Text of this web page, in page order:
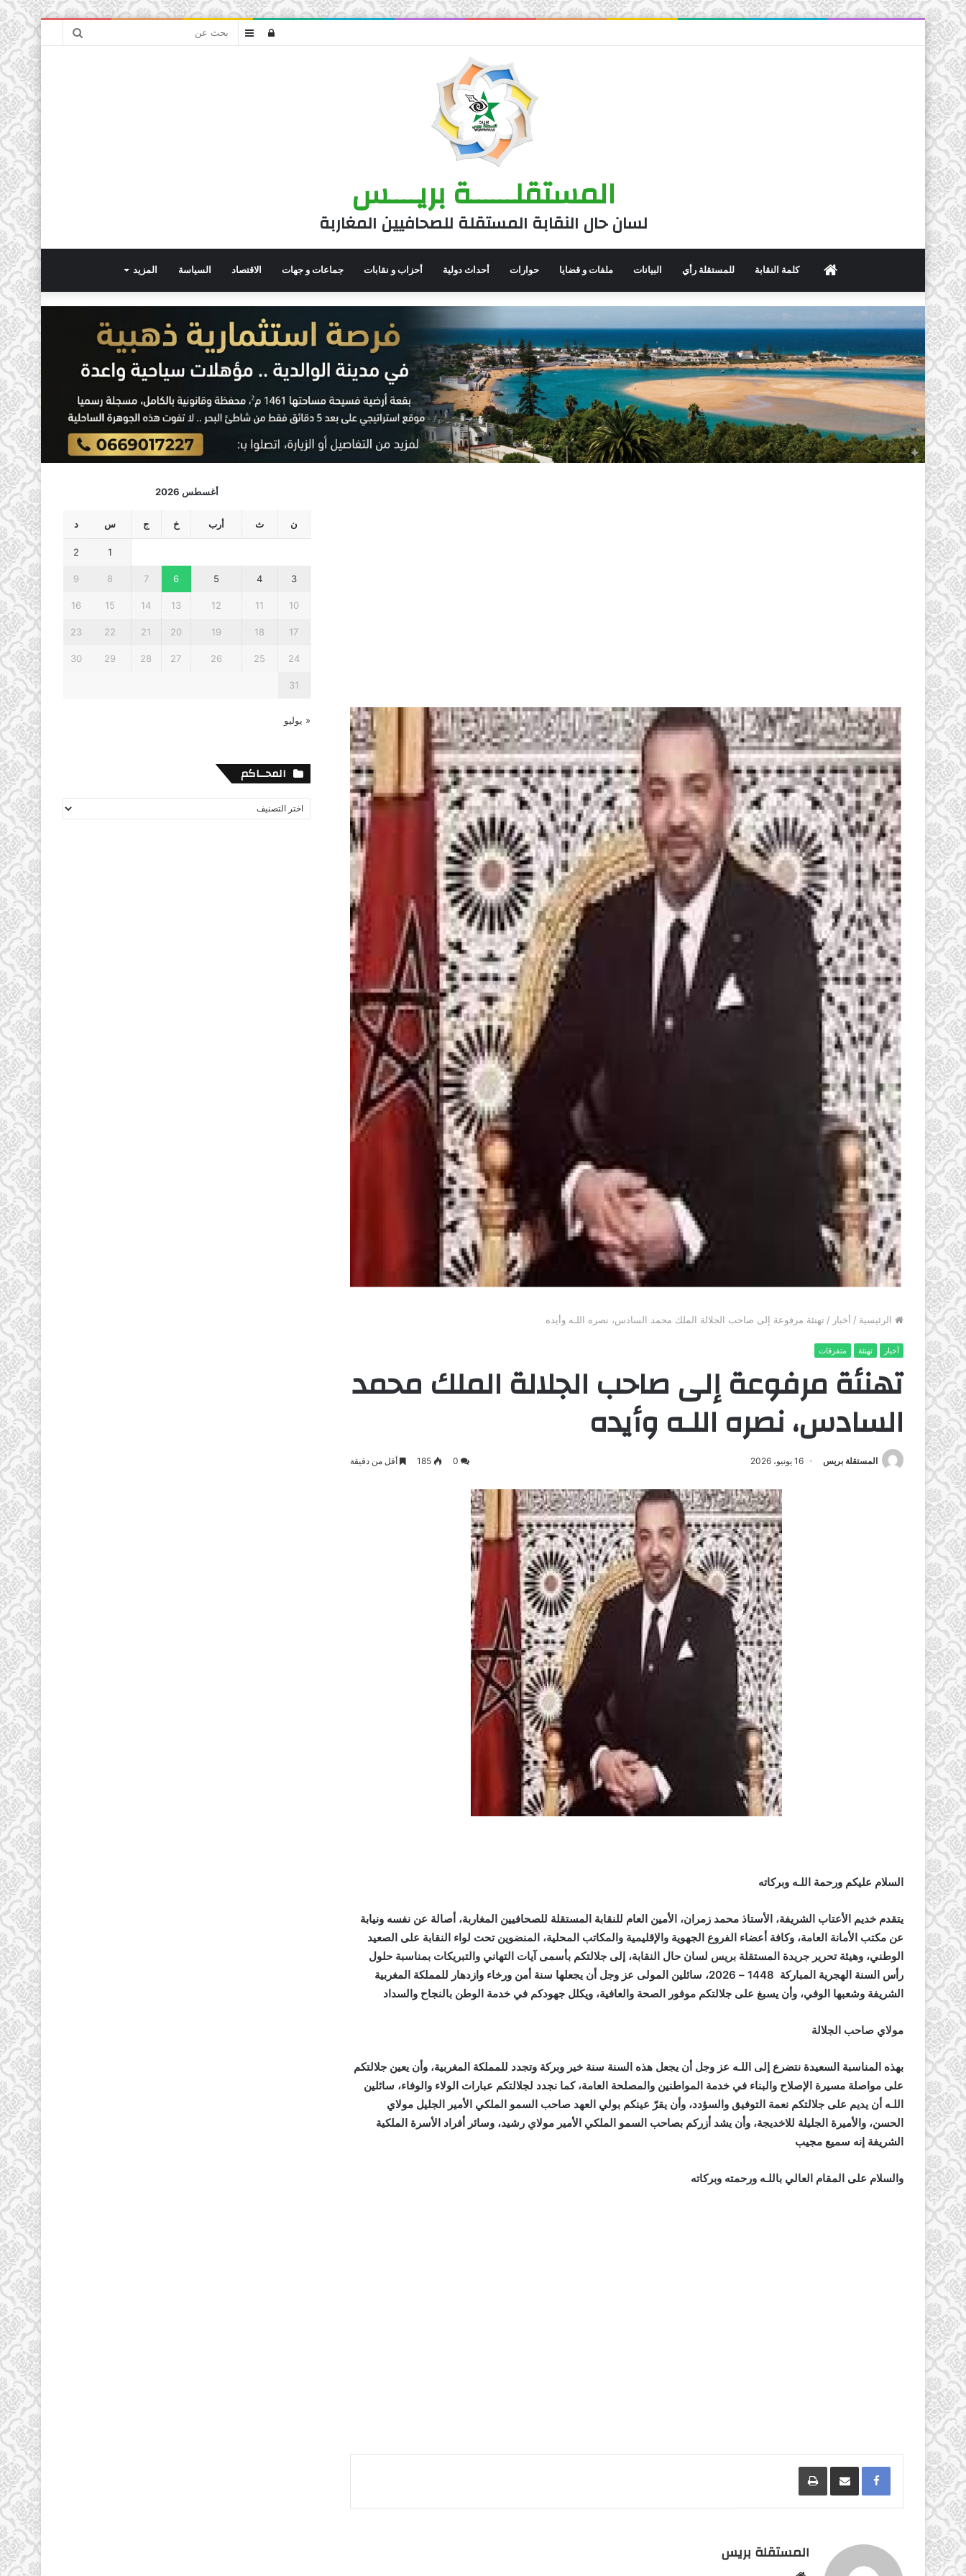
بحث
عمودتسجيل
المستقلــــــة بريــــس
لسان حال النقابة المستقلة للصحافيين المغاربة
الرئيسيةكلمة النقابة للمستقلة رأي البيانات ملفات و قضايا حوارات أحداث دولية أحزاب و نقابات جماعات و جهات الاقتصاد السياسة المزيد
الرئيسية / أخبار / تهنئة مرفوعة إلى صاحب الجلالة الملك محمد السادس، نصره اللـه وأيده
أخبار تهنئة متفرقات
تهنئة مرفوعة إلى صاحب الجلالة الملك محمد
السادس، نصره اللـه وأيده
المستقلة بريس 16 يونيو، 2026 0
185 أقل من دقيقة
السلام عليكم ورحمة اللـه وبركاته
يتقدم خديم الأعتاب الشريفة، الأستاذ محمد زمران، الأمين العام للنقابة المستقلة للصحافيين المغاربة، أصالة عن نفسه ونيابة
عن مكتب الأمانة العامة، وكافة أعضاء الفروع الجهوية والإقليمية والمكاتب المحلية، المنضوين تحت لواء النقابة على الصعيد
الوطني، وهيئة تحرير جريدة المستقلة بريس لسان حال النقابة، إلى جلالتكم بأسمى آيات التهاني والتبريكات بمناسبة حلول
رأس السنة الهجرية المباركة 1448 – 2026، سائلين المولى عز وجل أن يجعلها سنة أمن ورخاء وازدهار للمملكة المغربية
الشريفة وشعبها الوفي، وأن يسبغ على جلالتكم موفور الصحة والعافية، ويكلل جهودكم في خدمة الوطن بالنجاح والسداد
مولاي صاحب الجلالة
بهذه المناسبة السعيدة نتضرع إلى اللـه عز وجل أن يجعل هذه السنة سنة خير وبركة وتجدد للمملكة المغربية، وأن يعين جلالتكم
على مواصلة مسيرة الإصلاح والبناء في خدمة المواطنين والمصلحة العامة، كما نجدد لجلالتكم عبارات الولاء والوفاء، سائلين
اللـه أن يديم على جلالتكم نعمة التوفيق والسؤدد، وأن يقرّ عينكم بولي العهد صاحب السمو الملكي الأمير الجليل مولاي
الحسن، والأميرة الجليلة للاخديجة، وأن يشد أزركم بصاحب السمو الملكي الأمير مولاي رشيد، وسائر أفراد الأسرة الملكية
الشريفة إنه سميع مجيب
والسلام على المقام العالي باللـه ورحمته وبركاته
Facebookمشاركة عبر البريد طباعة
المستقلة بريس
أغسطس 2026
ن ث أرب خ ج س د
1
2
3
4
5
6
7
8
9
10
11
12
13
14
15
16
17
18
19
20
21
22
23
24
25
26
27
28
29
30
31
« يوليو
المحــاكم
المحــاكم